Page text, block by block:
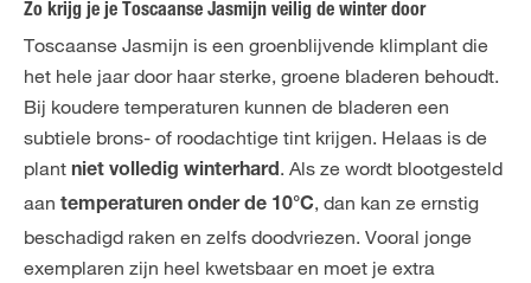
Zo krijg je je Toscaanse Jasmijn veilig de winter door
Toscaanse Jasmijn is een groenblijvende klimplant die
het hele jaar door haar sterke, groene bladeren behoudt.
Bij koudere temperaturen kunnen de bladeren een
subtiele brons- of roodachtige tint krijgen. Helaas is de
plant niet volledig winterhard. Als ze wordt blootgesteld
aan temperaturen onder de 10°C, dan kan ze ernstig
beschadigd raken en zelfs doodvriezen. Vooral jonge
exemplaren zijn heel kwetsbaar en moet je extra